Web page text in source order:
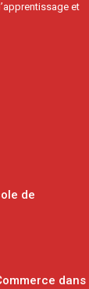
et
de
dans